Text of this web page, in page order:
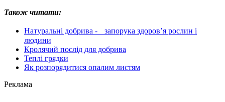
Також читати:
Натуральні добрива - запорука здоров’я рослин і
людини
Кролячий послід для добрива
Теплі грядки
Як розпорядитися опалим листям
Реклама